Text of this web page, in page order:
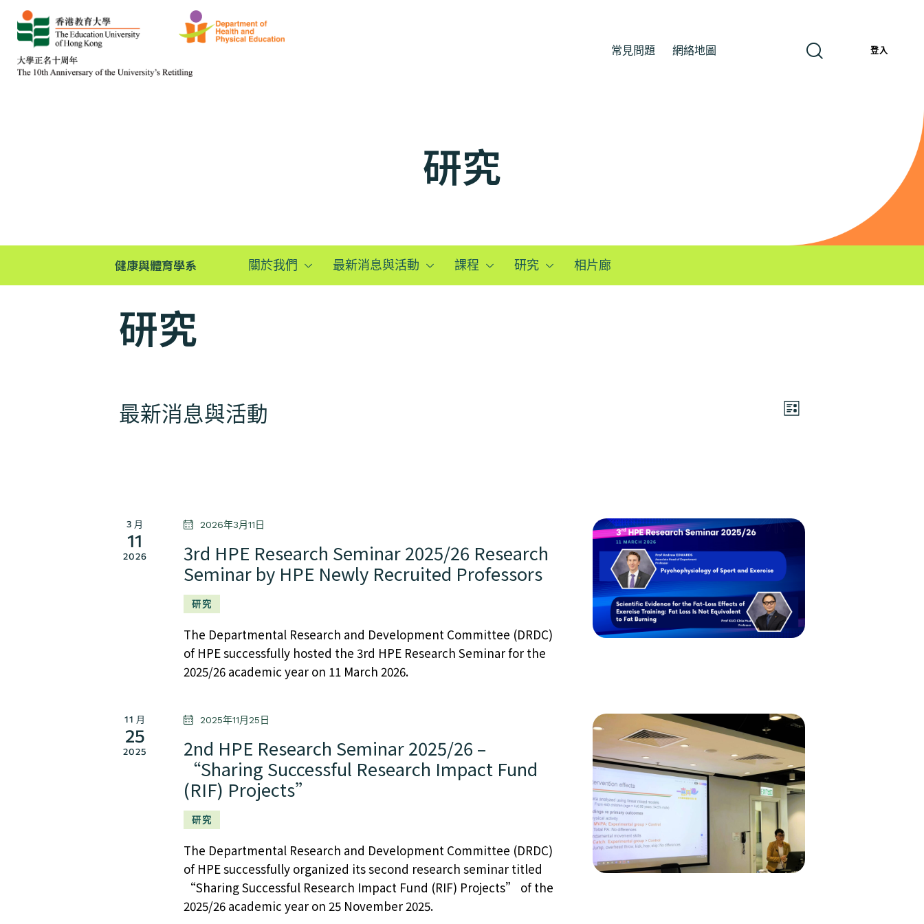
常見問題 網絡地圖 登入
研究
健康與體育學系 關於我們 最新消息與活動 課程 研究 相片廊
研究
视
航
活
航
列
最新消息與活動
3 月
11
2026
2026年3月11日
3rd HPE Research Seminar 2025/26 Research
Seminar by HPE Newly Recruited Professors
研究
The Departmental Research and Development Committee (DRDC)
of HPE successfully hosted the 3rd HPE Research Seminar for the
2025/26 academic year on 11 March 2026.
11 月
25
2025
2025年11月25日
2nd HPE Research Seminar 2025/26 –
“Sharing Successful Research Impact Fund
(RIF) Projects”
研究
The Departmental Research and Development Committee (DRDC)
of HPE successfully organized its second research seminar titled
“Sharing Successful Research Impact Fund (RIF) Projects” of the
2025/26 academic year on 25 November 2025.